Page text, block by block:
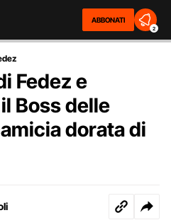
ABBONATI
2
Fedez e
Boss delle
dorata di